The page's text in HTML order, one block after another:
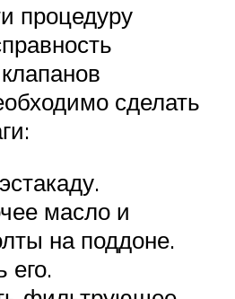
процедуру
сделать
масло и
на поддоне.
его.